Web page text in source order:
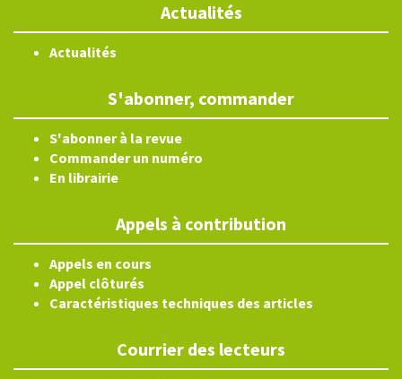
Actualités
Actualités
S'abonner, commander
S'abonner à la revue
Commander un numéro
En librairie
Appels à contribution
Appels en cours
Appel clôturés
Caractéristiques techniques des articles
Courrier des lecteurs